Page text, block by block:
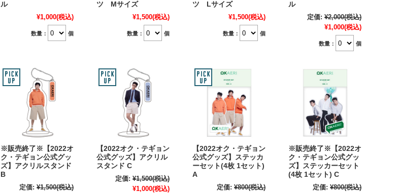
ル
¥1,000(税込)
数量： 個
ツ Mサイズ
¥1,500(税込)
数量： 個
ツ Lサイズ
¥1,500(税込)
数量： 個
ル
定価: ¥2,000(税込)
¥1,000(税込)
数量： 個
※販売終了※【2022オ
ク・テギョン公式グッ
ズ】アクリルスタンド
B
定価: ¥1,500(税込)
【2022オク・テギョン
公式グッズ】アクリル
スタンド C
定価: ¥1,500(税込)
¥1,000(税込)
【2022オク・テギョン
公式グッズ】ステッカ
ーセット(4枚 1セット)
A
定価: ¥800(税込)
※販売終了※【2022オ
ク・テギョン公式グッ
ズ】ステッカーセット
(4枚 1セット) C
定価: ¥800(税込)